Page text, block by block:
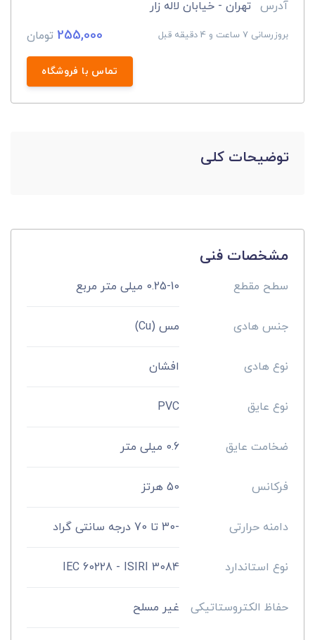
آدرس تهران - خیابان لاله زار
بروزرسانی 7 ساعت و 4 دقیقه قبل 255,000 تومان
تماس با فروشگاه
توضیحات کلی
مشخصات فنی
سطح مقطع 0.25-10 میلی متر مربع
جنس هادی مس (Cu)
نوع هادی افشان
نوع عایق PVC
ضخامت عایق 0.6 میلی متر
فرکانس 50 هرتز
دامنه حرارتی -30 تا 70 درجه سانتی گراد
نوع استاندارد IEC 60228 - ISIRI 3084
حفاظ الکتروستاتیکی غیر مسلح